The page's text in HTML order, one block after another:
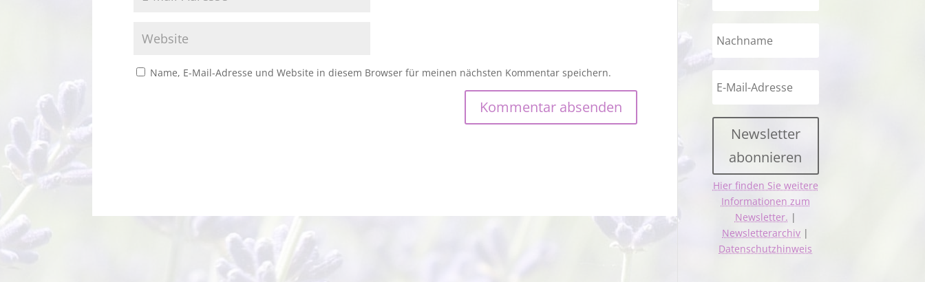
Name, E-Mail-Adresse und Website in diesem Browser für meinen nächsten Kommentar speichern.
Newsletter
abonnieren
Hier finden Sie weitere
Informationen zum
Newsletter. |
Newsletterarchiv |
Datenschutzhinweis